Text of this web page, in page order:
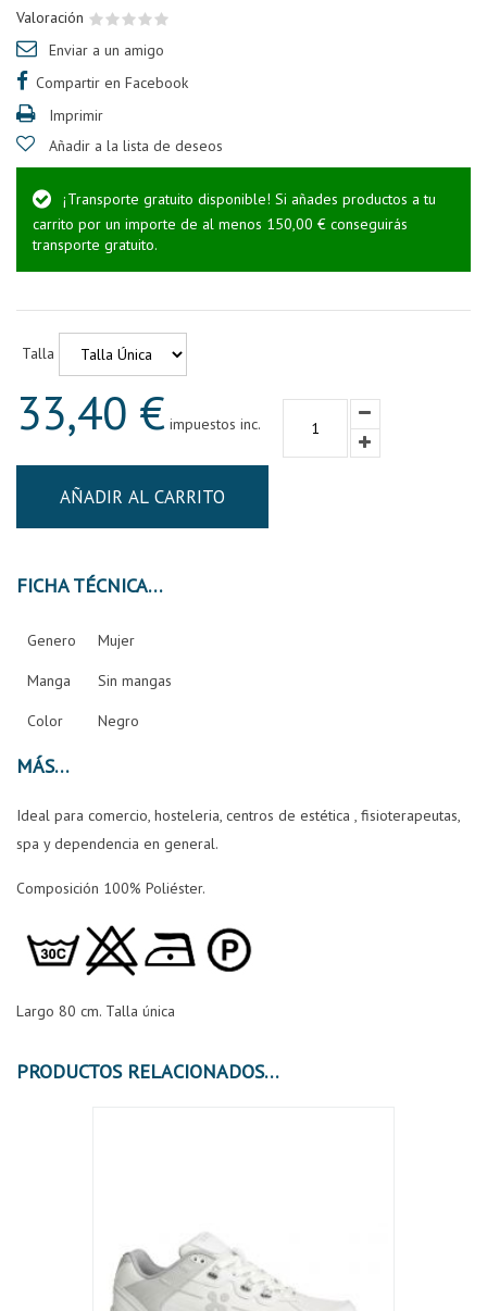
Valoración
Enviar a un amigo
Compartir en Facebook
Imprimir
Añadir a la lista de deseos
¡Transporte gratuito disponible! Si añades productos a tu
carrito por un importe de al menos 150,00 € conseguirás
transporte gratuito.
Talla
33,40 € impuestos inc.
AÑADIR AL CARRITO
FICHA TÉCNICA
Genero Mujer
Manga Sin mangas
Color Negro
MÁS
Ideal para comercio, hosteleria, centros de estética , fisioterapeutas,
spa y dependencia en general.
Composición 100% Poliéster.
Largo 80 cm. Talla única
PRODUCTOS RELACIONADOS